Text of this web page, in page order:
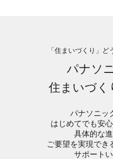
「住まいづくり」ど
パナソ
住まいづく
パナソニッ
はじめてでも安
具体的な進
ご要望を実現でき
サポート